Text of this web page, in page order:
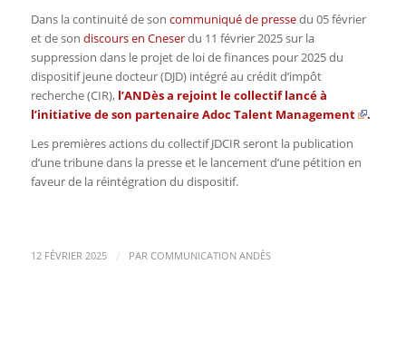
Dans la continuité de son communiqué de pressedu 05 février
et de son discours en Cneserdu 11 février 2025 sur la
suppression dans le projet de loi de finances pour 2025 du
dispositif jeune docteur (DJD) intégré au crédit d’impôt
recherche (CIR),l’ANDès a rejoint le collectif lancé à
l’initiative de son partenaireAdoc Talent Management
.
Les premières actions du collectif JDCIR seront la publication
d’une tribune dans la presse et le lancement d’une pétition en
faveur de la réintégration du dispositif.
12 FÉVRIER 2025 / PAR COMMUNICATION ANDÈS